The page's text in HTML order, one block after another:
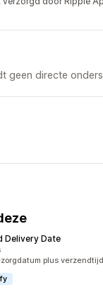
geen directe
Delivery Date
plus verzendtijd